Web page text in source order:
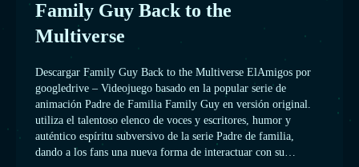
Family Guy Back to the
Multiverse
Descargar Family Guy Back to the Multiverse ElAmigos por
googledrive – Videojuego basado en la popular serie de
animación Padre de Familia Family Guy en versión original.
utiliza el talentoso elenco de voces y escritores, humor y
auténtico espíritu subversivo de la serie Padre de familia,
dando a los fans una nueva forma de interactuar con su